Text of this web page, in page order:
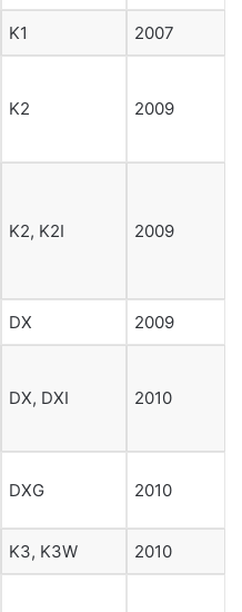
K1 2007
K2 2009
K2, K2I 2009
DX 2009
DX, DXI 2010
DXG 2010
K3, K3W 2010